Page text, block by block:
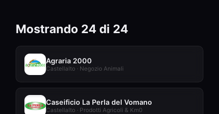
Mostrando 24 di 24
Agraria 2000
Castellalto · Negozio Animali
Caseificio La Perla del Vomano
Castellalto · Prodotti Agricoli & Km0